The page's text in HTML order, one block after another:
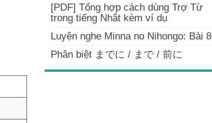
[PDF] Tổng hợp cách dùng Trợ Từ
trong tiếng Nhật kèm ví dụ
Luyện nghe Minna no Nihongo: Bài 8
Phân biệt までに / まで / 前に